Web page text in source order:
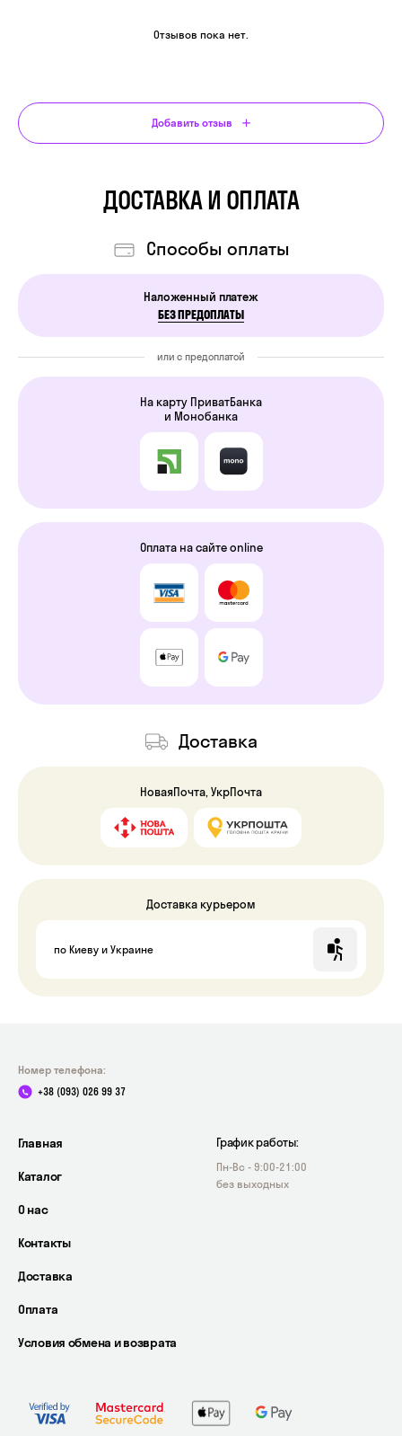
Отзывов пока нет.
Добавить отзыв
ДОСТАВКА И ОПЛАТА
Способы оплаты
Наложенный платеж
БЕЗ ПРЕДОПЛАТЫ
или с предоплатой
На карту ПриватБанка
и Монобанка
Оплата на сайте online
Доставка
НоваяПочта, УкрПочта
Доставка курьером
по Киеву и Украине
Номер телефона:
+38 (093) 026 99 37
Главная
Каталог
О нас
Контакты
Доставка
Оплата
Условия обмена и возврата
График работы:
Пн-Вс - 9:00-21:00
без выходных